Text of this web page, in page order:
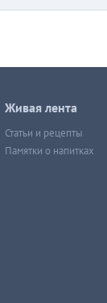
Живая лента
Статьи и рецепты
Памятки о напитках